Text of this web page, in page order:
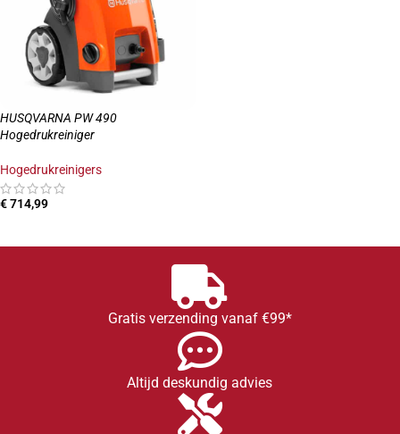
HUSQVARNA PW 490
Hogedrukreiniger
Hogedrukreinigers
€714,99
Gratis verzending vanaf €99*
Altijd deskundig advies